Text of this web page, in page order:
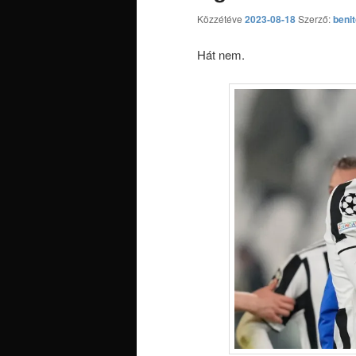
Közzétéve 2023-08-18Szerző:
Hát nem.